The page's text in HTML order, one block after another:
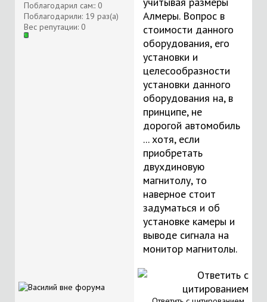
Поблагодарил сам:: 0
Поблагодарили: 19 раз(а)
Вес репутации: 0
Алмеры. Вопрос в
стоимости данного
оборудования, его
установки и
целесообразности
установки данного
оборудования на, в
принципе, не
дорогой автомобиль
... хотя, если
приобретать
двухдиновую
магнитолу, то
наверное стоит
задуматься и об
установке камеры и
выводе сигнала на
монитор магнитолы.